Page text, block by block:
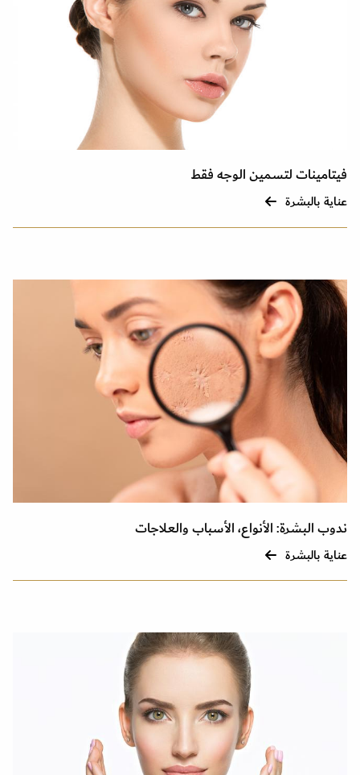
فيتامينات لتسمين الوجه فقط
عناية بالبشرة
ندوب البشرة: الأنواع، الأسباب والعلاجات
عناية بالبشرة